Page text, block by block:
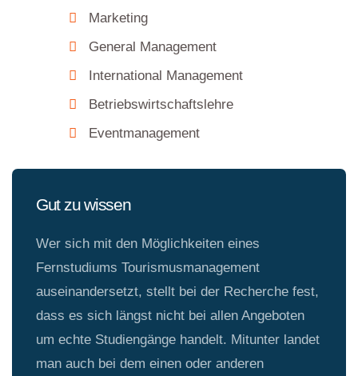
Marketing
General Management
International Management
Betriebswirtschaftslehre
Eventmanagement
Gut zu wissen
Wer sich mit den Möglichkeiten eines
Fernstudiums Tourismusmanagement
auseinandersetzt, stellt bei der Recherche fest,
dass es sich längst nicht bei allen Angeboten
um echte Studiengänge handelt. Mitunter landet
man auch bei dem einen oder anderen